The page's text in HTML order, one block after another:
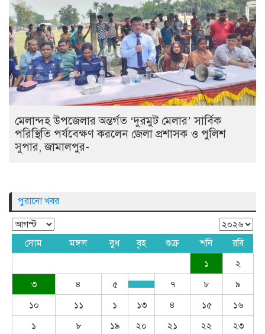
মেলান্দহ উপজেলার অন্তর্গত ‘দুরমুট মেলার’ সার্বিক
পরিস্থিতি পর্যবেক্ষণ করলেন জেলা প্রশাসক ও পুলিশ
সুপার, জামালপুর-
পুরানো খবর
সোম মঙ্গল বুধ বৃহ শুক্র শনি রবি
১
২
৩
৪ ৫ ৭ ৮
৯
১০
১১ ১ ১৩ ৪ ১৫
১৬
১
৮ ১৯ ২০ ২১ ২২
২৩